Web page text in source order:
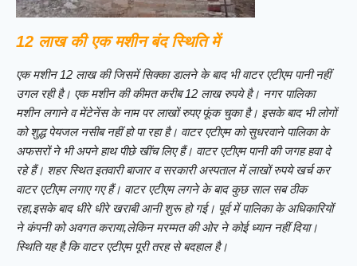
12 लाख की एक मशीन बंद स्थिति में
एक मशीन 12 लाख की जिसमें सिक्का डालने के बाद भी वाटर एटीएम पानी नहीं
उगल रही है। एक मशीन की कीमत करीब 12 लाख रुपये है। नगर पालिका
मशीन लगाने व मेंटेनेंस के नाम पर लाखों रुपए फूंक चुका है। इसके बाद भी लोगों
को शुद्ध पेयजल नसीब नहीं हो पा रहा है। वाटर एटीएम को सुधरवाने पालिका के
अफसरों ने भी अपने हाथ पीछे खींच लिए हैं। वाटर एटीएम पानी की जगह हवा दे
रहे हैं। शहर स्थित इतवारी बाजार व सरकारी अस्पताल में लाखों रुपये खर्च कर
वाटर एटीएम लगाए गए हैं। वाटर एटीएम लगने के बाद कुछ साल सब ठीक
रहा,इसके बाद धीरे धीरे खराबी आनी शुरू हो गई। पूर्व में पालिका के अधिकारियों
ने कंपनी को अवगत कराया,लेकिन मरम्मत की ओर ने कोई ध्यान नहीं दिया।
स्थिति यह है कि वाटर एटीएम पूरी तरह से बदहाल है।